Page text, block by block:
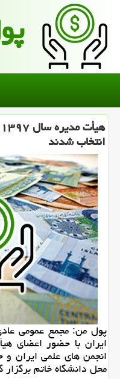
انتخاب شدند
پول من: مجمع عمومی
ایران با حضور اعضای
انجمن های علمی ایران
محل دانشگاه خاتم برگزار